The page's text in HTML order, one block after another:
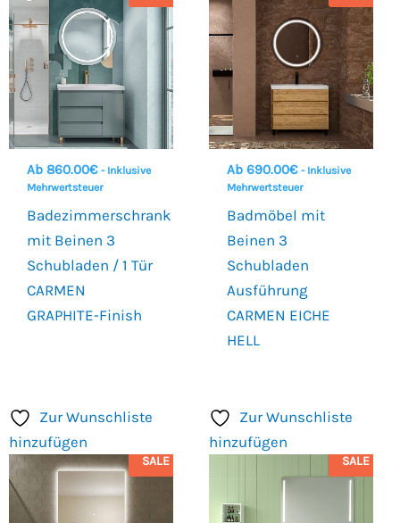
Ab 860.00€ - Inklusive
Mehrwertsteuer
Badezimmerschrank
mit Beinen 3
Schubladen / 1 Tür
CARMEN
GRAPHITE-Finish
Ab 690.00€ - Inklusive
Mehrwertsteuer
Badmöbel mit
Beinen 3
Schubladen
Ausführung
CARMEN EICHE
HELL
Zur Wunschliste
hinzufügen
SALE
Zur Wunschliste
hinzufügen
SALE